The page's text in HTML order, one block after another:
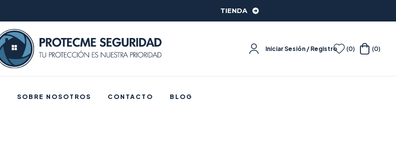
TIENDA
Iniciar Sesión / Registro (0) (0)
SOBRE NOSOTROS CONTACTO BLOG